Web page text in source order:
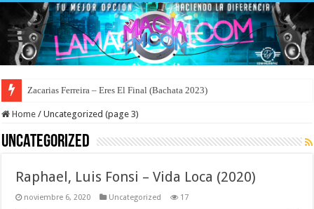
Zacarias Ferreira – Eres El Final (Bachata 2023)
Home / Uncategorized (page 3)
Uncategorized
Raphael, Luis Fonsi – Vida Loca (2020)
noviembre 6, 2020 Uncategorized 17